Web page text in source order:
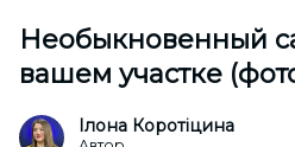
Необыкновенный
вашем участке
Ілона Коротіцина